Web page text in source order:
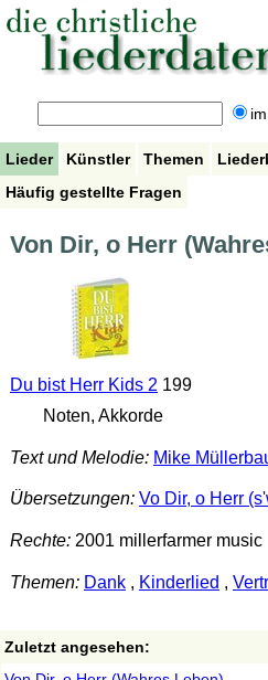
Lieder Künstler Themen
Häufig gestellte Fragen
Von Dir, o Herr
Du bist Herr Kids 2 199
Noten, Akkorde
Text und Melodie: Mike
Übersetzungen: Vo Dir, o Herr
Rechte:2001 millerfarmer music
Themen: Dank, Kinderlied ,
Zuletzt angesehen: